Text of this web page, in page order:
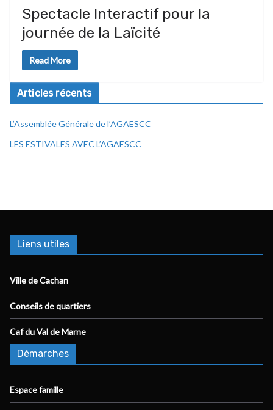
Spectacle Interactif pour la
journée de la Laïcité
Read More
Articles récents
L’Assemblée Générale de l’AGAESCC
LES ESTIVALES AVEC L’AGAESCC
Liens utiles
Ville de Cachan
Conseils de quartiers
Caf du Val de Marne
Démarches
Espace famille